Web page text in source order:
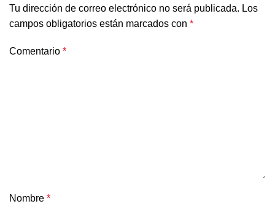
Tu dirección de correo electrónico no será publicada. Los
campos obligatorios están marcados con *
Comentario *
Nombre *